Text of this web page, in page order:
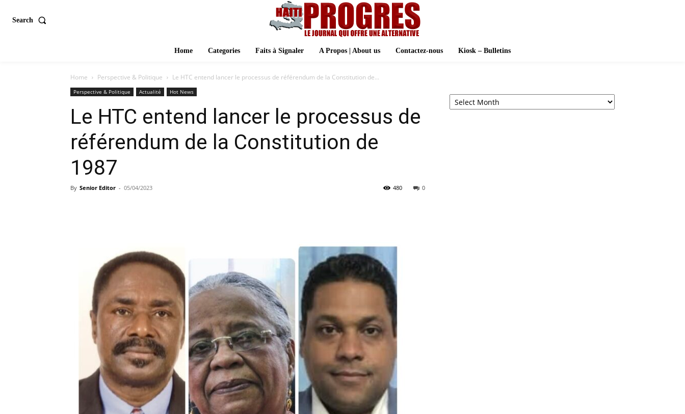
Search
Home Categories Faits à Signaler A Propos | About us Contactez-nous Kiosk – Bulletins
Home Perspective & Politique Le HTC entend lancer le processus de référendum de la Constitution de...
Perspective & Politique Actualité Hot News
Le HTC entend lancer le processus de
référendum de la Constitution de
1987
By Senior Editor - 05/04/2023 0
480
Archives